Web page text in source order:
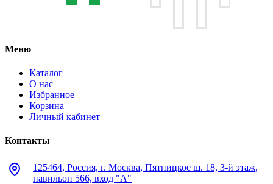
Меню
Каталог
О нас
Избранное
Корзина
Личный кабинет
Контакты
125464, Россия, г. Москва, Пятницкое ш. 18, 3-й этаж,
павильон 566, вход "А"